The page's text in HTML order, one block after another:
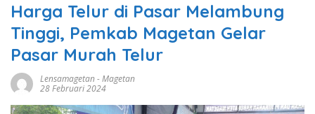
Harga Telur di Pasar Melambung
Tinggi, Pemkab Magetan Gelar
Pasar Murah Telur
Lensamagetan-Magetan
28 Februari 2024